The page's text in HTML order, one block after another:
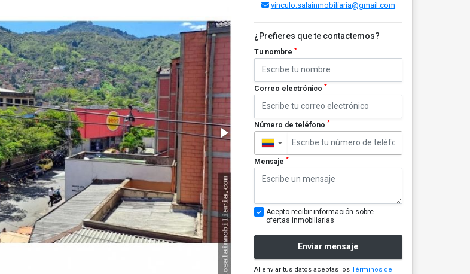
vinculo.salainmobiliaria@gmail.com
¿Prefieres que te contactemos?
Tu nombre *
Correo electrónico *
Número de teléfono *
▼
Mensaje *
Acepto recibir información sobre
ofertas inmobiliarias
Enviar mensaje
Al enviar tus datos aceptas los Términos de